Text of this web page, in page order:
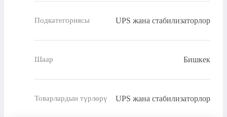
Подкатегориясы UPS жана стабилизаторлор
Шаар Бишкек
Товарлардын түрлөрү UPS жана стабилизаторлор